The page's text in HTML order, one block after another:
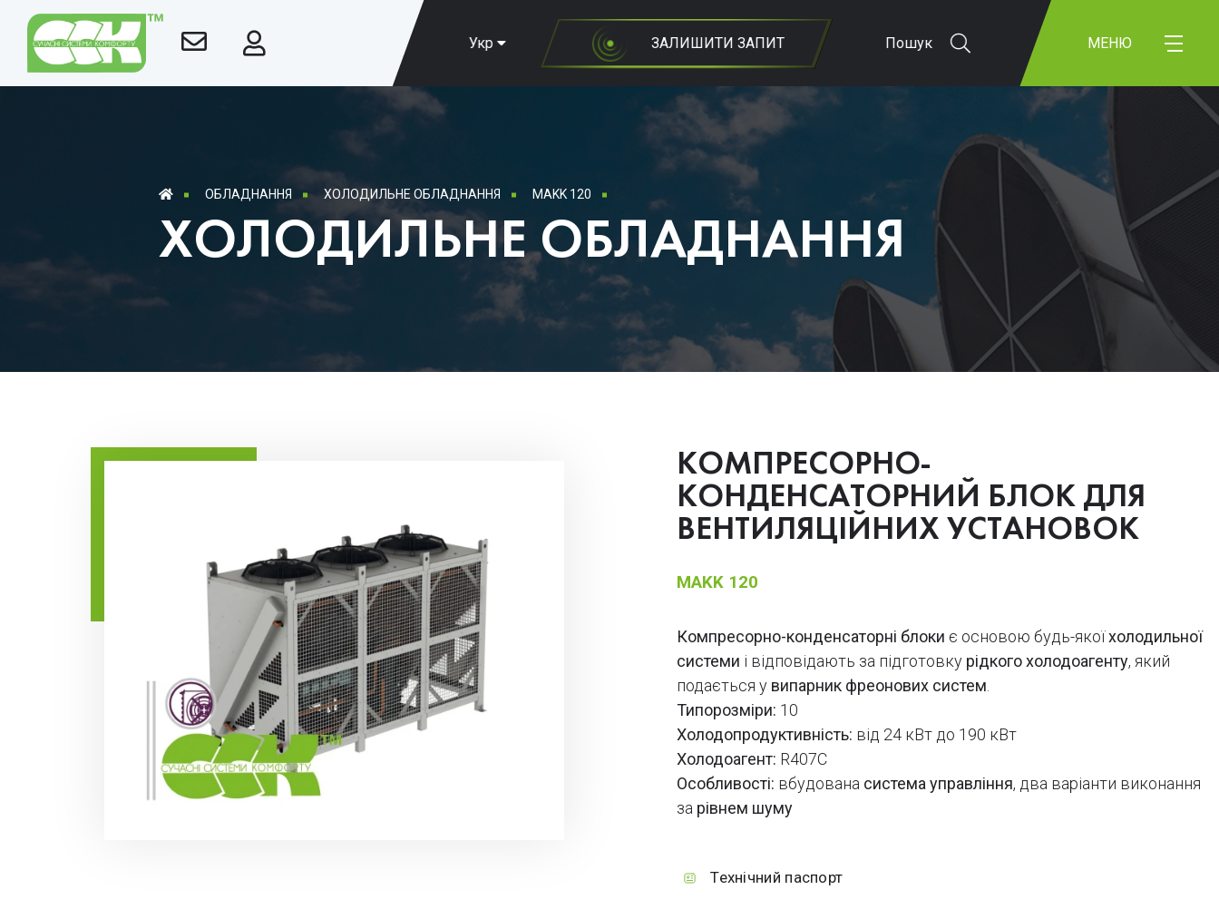
Укр ЗАЛИШИТИ ЗАПИТ Пошук МЕНЮ
ОБЛАДНАННЯ ХОЛОДИЛЬНЕ ОБЛАДНАННЯ MAKK 120
ХОЛОДИЛЬНЕ ОБЛАДНАННЯ
КОМПРЕСОРНО-
КОНДЕНСАТОРНИЙ БЛОК ДЛЯ
ВЕНТИЛЯЦІЙНИХ УСТАНОВОК
MAKK 120
Компресорно-конденсаторні блоки є основою будь-якоїхолодильної
системи і відповідають за підготовку рідкого холодоагенту, який
подається у випарник фреонових систем
Типорозміри: 10
Холодопродуктивність: від 24 кВт до 190 кВт
Холодоагент: R407С
Особливості: вбудована система управління, два варіанти виконання
за рівнем шуму
Технічний паспорт